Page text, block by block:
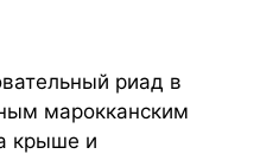
риад в
марокканским
крыше и